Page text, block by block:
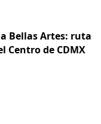
Bellas Artes: ruta
Centro de CDMX